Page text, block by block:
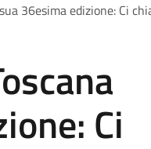
36esima edizione: Ci
Ci